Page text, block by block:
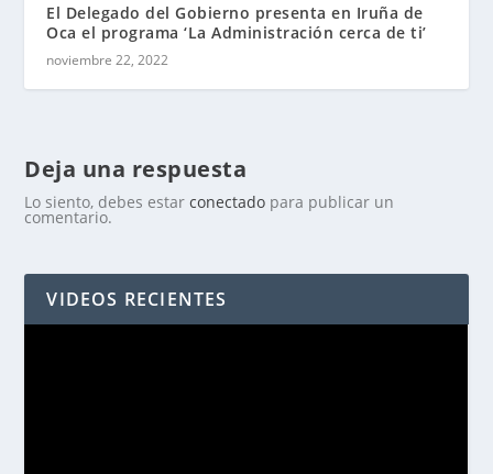
El Delegado del Gobierno presenta en Iruña de
Oca el programa ‘La Administración cerca de ti’
noviembre 22, 2022
Deja una respuesta
Lo siento, debes estarconectado para publicar un
comentario.
VIDEOS RECIENTES